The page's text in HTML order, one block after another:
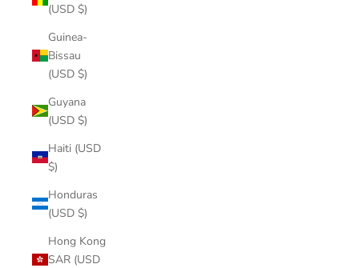
(USD $)
Guinea-
Bissau
(USD $)
Guyana
(USD $)
Haiti (USD
$)
Honduras
(USD $)
Hong Kong
SAR (USD